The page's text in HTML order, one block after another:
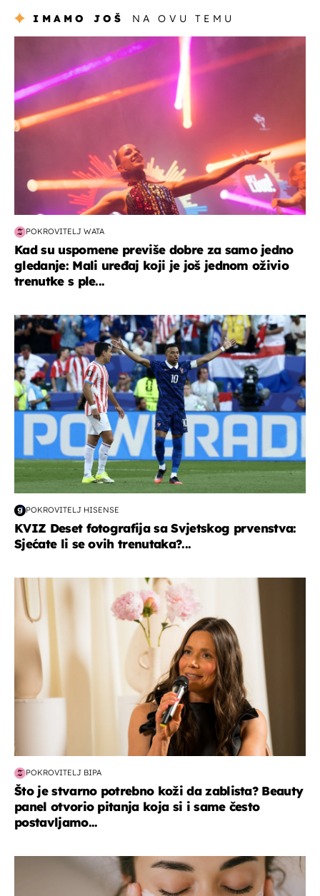
IMAMO JOŠ NA OVU TEMU
POKROVITELJ WATA
Kad su uspomene previše dobre za samo jedno
gledanje: Mali uređaj koji je još jednom oživio
trenutke s ple...
svjetsko prvenstvo 2026
POKROVITELJ HISENSE
KVIZ Deset fotografija sa Svjetskog prvenstva:
Sjećate li se ovih trenutaka?...
moda & ljepota
POKROVITELJ BIPA
Što je stvarno potrebno koži da zablista? Beauty
panel otvorio pitanja koja si i same često
postavljamo...
moda & ljepota